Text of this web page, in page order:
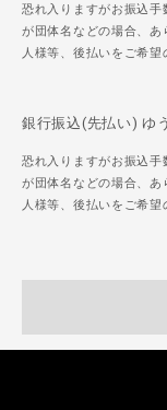
恐れ入りますがお振込
が団体名などの場合、
人様等、後払いをご希
銀行振込(先払い) ゆ
恐れ入りますがお振込
が団体名などの場合、
人様等、後払いをご希